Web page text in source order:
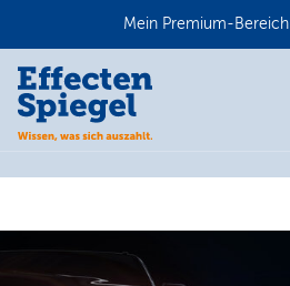
Mein Premium-Bereich